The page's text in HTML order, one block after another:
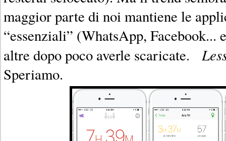
maggior parte di noi mantiene le
“essenziali” (WhatsApp,
altre dopo poco averle scaricate.
Speriamo.